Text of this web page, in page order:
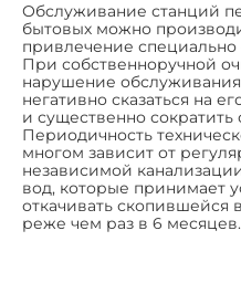
Обслуживание станций
бытовых можно
привлечение специально
При собственноручной
нарушение
негативно сказаться на
и существенно
Периодичность
многом зависит от
независимой
вод, которые принимает
откачивать скопившейся
реже чем раз в 6 месяцев.